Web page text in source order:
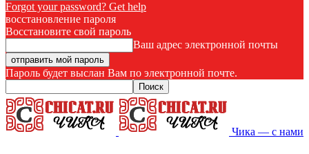
Forgot your password? Get help
восстановление пароля
Восстановите свой пароль
Ваш адрес электронной почты
Пароль будет выслан Вам по электронной почте.
Чика — с нами